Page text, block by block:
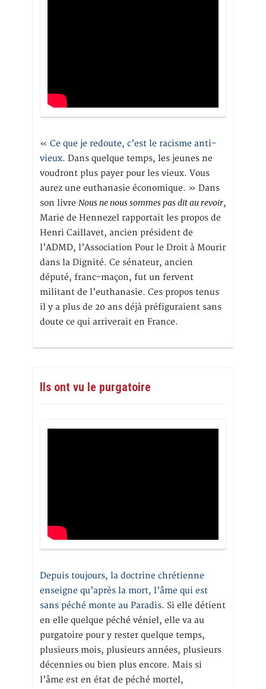
« Ce que je redoute, c’est le racisme anti-
vieux. Dans quelque temps, les jeunes ne
voudront plus payer pour les vieux. Vous
aurez une euthanasie économique. » Dans
son livre Nous ne nous sommes pas dit au revoir,
Marie de Hennezel rapportait les propos de
Henri Caillavet, ancien président de
l’ADMD, l’Association Pour le Droit à Mourir
dans la Dignité. Ce sénateur, ancien
député, franc-maçon, fut un fervent
militant de l’euthanasie. Ces propos tenus
il y a plus de 20 ans déjà préfiguraient sans
doute ce qui arriverait en France.
Ils ont vu le purgatoire
Depuis toujours, la doctrine chrétienne
enseigne qu’après la mort, l’âme qui est
sans péché monte au Paradis. Si elle détient
en elle quelque péché véniel, elle va au
purgatoire pour y rester quelque temps,
plusieurs mois, plusieurs années, plusieurs
décennies ou bien plus encore. Mais si
l’âme est en état de péché mortel,